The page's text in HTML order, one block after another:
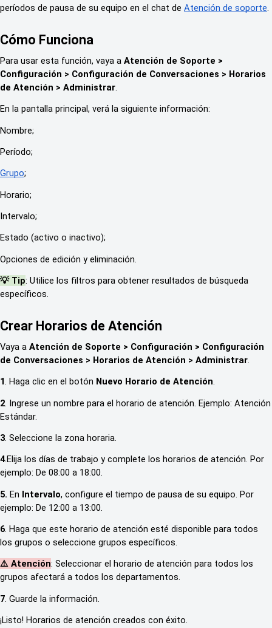
períodos de pausa de su equipo en el chat de Atención de soporte.
Cómo Funciona
Para usar esta función, vaya a Atención de Soporte >
Configuración > Configuración de Conversaciones > Horarios
de Atención > Administrar.
En la pantalla principal, verá la siguiente información:
Nombre;
Período;
Grupo;
Horario;
Intervalo;
Estado (activo o inactivo);
Opciones de edición y eliminación.
💡 Tip: Utilice los filtros para obtener resultados de búsqueda
específicos.
Crear Horarios de Atención
Vaya a Atención de Soporte > Configuración > Configuración
de Conversaciones > Horarios de Atención > Administrar.
1. Haga clic en el botón Nuevo Horario de Atención.
2. Ingrese un nombre para el horario de atención. Ejemplo: Atención
Estándar.
3. Seleccione la zona horaria.
4.Elija los días de trabajo y complete los horarios de atención. Por
ejemplo: De 08:00 a 18:00.
5. En Intervalo, configure el tiempo de pausa de su equipo. Por
ejemplo: De 12:00 a 13:00.
6. Haga que este horario de atención esté disponible para todos
los grupos o seleccione grupos específicos.
⚠️ Atención: Seleccionar el horario de atención para todos los
grupos afectará a todos los departamentos.
7 . Guarde la información.
¡Listo! Horarios de atención creados con éxito.